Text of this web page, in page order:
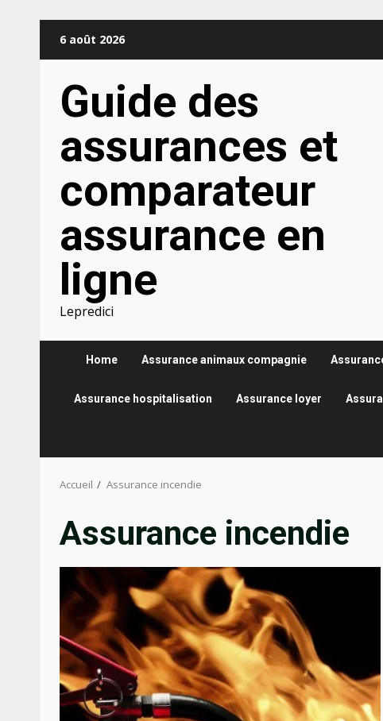
6 août 2026
Guide des
assurances et
comparateur
assurance en
ligne
Lepredici
Home Assurance animaux compagnie
Assurance hospitalisation Assurance loyer
Accueil Assurance incendie
Assurance incendie